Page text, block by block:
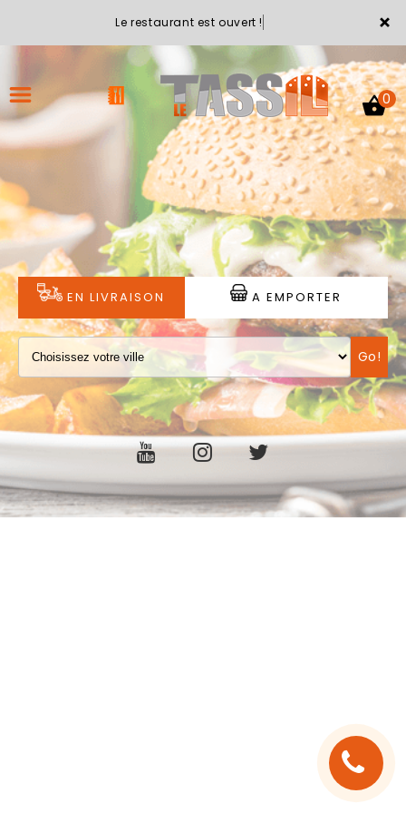
×
Le restaurant est ouvert !
ACCUEIL
LA CARTE
VOTRE COMPTE
NOTRE RESTAURANT
VOS AVIS
MENTIONS LÉGALES
C.G.V
0
EN LIVRAISON A EMPORTER
Go!